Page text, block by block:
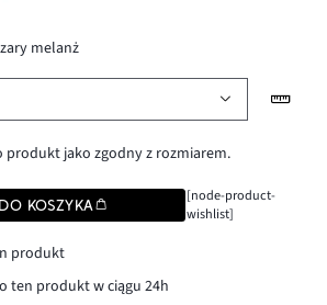
melanż
produkt jako zgodny z rozmiarem.
KOSZYKA
[node-product-
wishlist]
produkt
ten produkt w ciągu 24h